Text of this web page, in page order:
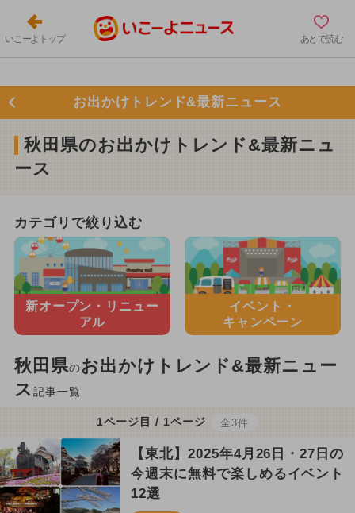
いこーよトップ あとで読む
お出かけトレンド&最新ニュース
秋田県のお出かけトレンド&最新ニュ
ース
カテゴリで絞り込む
新オープン・ リニュー
アル
イベント・
キャンペーン
秋田県のお出かけトレンド&最新ニュー
ス 記事一覧
1ページ目 / 1ページ 全3件
【東北】2025年4月26日・27日の
今週末に無料で楽しめるイベント
12選